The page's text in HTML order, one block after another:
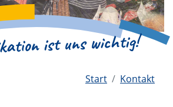
ist uns wichtig!
Start Kontakt